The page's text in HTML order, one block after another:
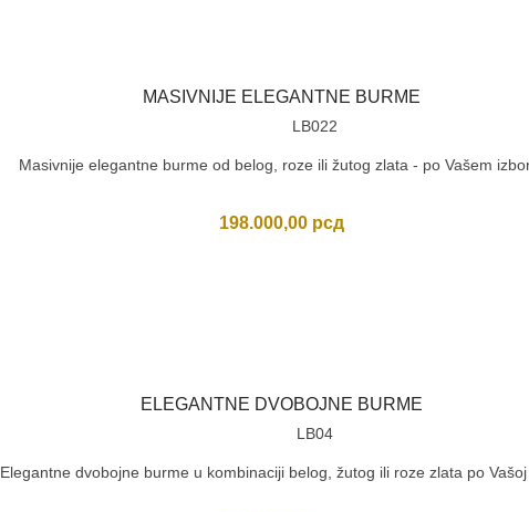
MASIVNIJE ELEGANTNE BURME
LB022
Masivnije elegantne burme od belog, roze ili žutog zlata - po Vašem
198.000,00 рсд
ELEGANTNE DVOBOJNE BURME
LB04
Elegantne dvobojne burme u kombinaciji belog, žutog ili roze zlata po